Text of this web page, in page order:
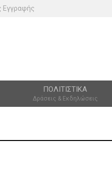
Εγγραφής
ΠΟΛΙΤΙΣΤΙΚΆ
Δράσεις & Εκδηλώσεις